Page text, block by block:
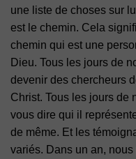
une liste de choses sur
est le chemin. Cela
chemin qui est une
Dieu. Tous les jours de
devenir des chercheurs
Christ. Tous les jours de
vous dire qui il
de même. Et les
variés. Dans un an,